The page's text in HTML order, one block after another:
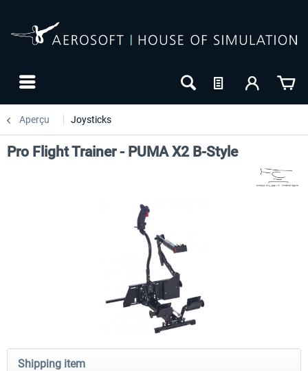
Aperçu Joysticks
Honeycomb - Foxtrot Aviation Stick
Pro Flight Trainer - PUMA X2 B-Style
Shipping item